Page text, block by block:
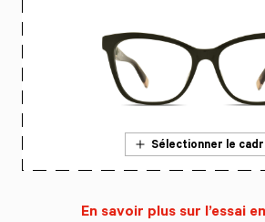
Sélectionner le
En savoir plus sur l’essai